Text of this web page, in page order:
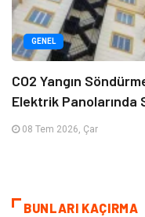
GENEL
CO2 Yangın
Elektrik Panolarında
08 Tem 2026, Çar
BUNLARI KAÇIRMA